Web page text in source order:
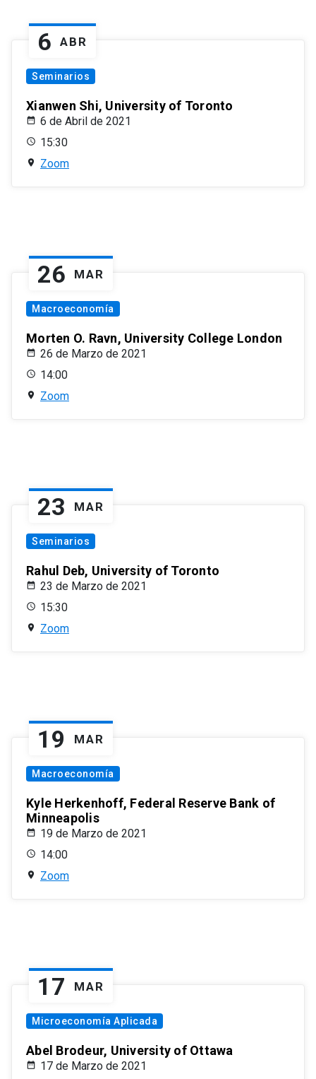
6 ABR
Seminarios
Xianwen Shi, University of Toronto
6 de Abril de 2021
15:30
Zoom
26 MAR
Macroeconomía
Morten O. Ravn, University College London
26 de Marzo de 2021
14:00
Zoom
23 MAR
Seminarios
Rahul Deb, University of Toronto
23 de Marzo de 2021
15:30
Zoom
19 MAR
Macroeconomía
Kyle Herkenhoff, Federal Reserve Bank of
Minneapolis
19 de Marzo de 2021
14:00
Zoom
17 MAR
Microeconomía Aplicada
Abel Brodeur, University of Ottawa
17 de Marzo de 2021